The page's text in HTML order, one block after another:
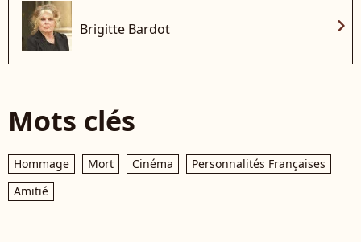
Brigitte Bardot chevron_right
Mots clés
Hommage Mort Cinéma
Personnalités Françaises
Amitié